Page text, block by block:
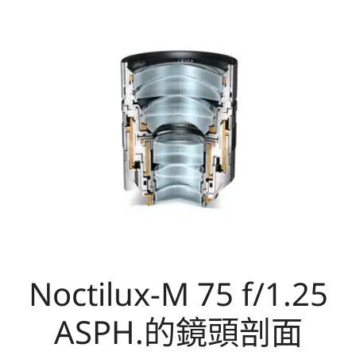
Noctilux-M 75 f/1.25
ASPH.的鏡頭剖面